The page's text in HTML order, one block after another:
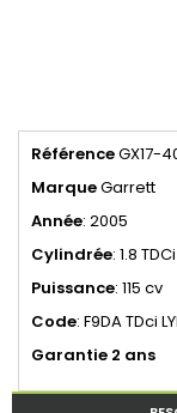
RéférenceGX17-
MarqueGarrett
Année: 2005
Cylindrée: 1.8 TDCi
Puissance: 115 cv
Code: F9DA TDci
Garantie 2 ans